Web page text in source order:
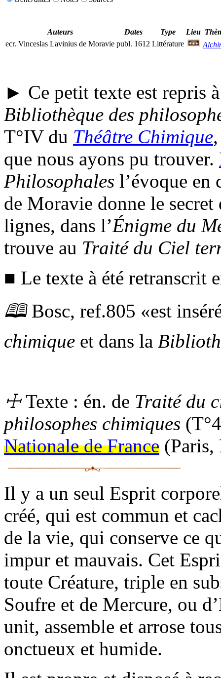
Auteurs Dates Type Lieu
ecr. Vinceslas Lavinius de Moravie publ. 1612 Littérature
► Ce petit texte est repris
Bibliothèque des
T°IV du Théâtre Chimique
que nous ayons pu trouver.
Philosophales l’évoque en
de Moravie donne le
lignes, dans l’Énigme du
trouve au Traité du Ciel
■ Le texte à été retranscrit
🕮Bosc, ref.805
est
chimique et dans la
☩Texte : én. de Traité du
philosophes chimiques (T°
Nationale de France (Paris,
Il y a un seul Esprit
créé, qui est commun et
de la vie, qui conserve ce
impur et mauvais. Cet
toute Créature, triple en
Soufre et de Mercure, ou
unit, assemble et arrose
onctueux et humide.